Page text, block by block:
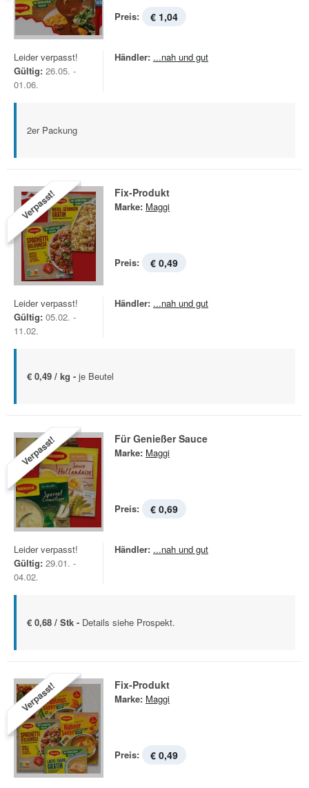
Preis: € 1,04
Leider verpasst!
Gültig: 26.05. -
01.06.
Händler: ...nah und gut
2er Packung
Verpasst! Fix-Produkt
Marke: Maggi
Preis: € 0,49
Leider verpasst!
Gültig: 05.02. -
11.02.
Händler: ...nah und gut
€ 0,49 / kg - je Beutel
Verpasst! Für Genießer Sauce
Marke: Maggi
Preis: € 0,69
Leider verpasst!
Gültig: 29.01. -
04.02.
Händler: ...nah und gut
€ 0,68 / Stk - Details siehe Prospekt.
Verpasst! Fix-Produkt
Marke: Maggi
Preis: € 0,49